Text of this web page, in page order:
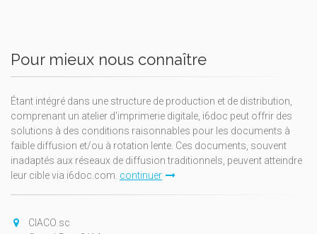
Pour mieux nous connaître
Étant intégré dans une structure de production et de distribution,
comprenant un atelier d'imprimerie digitale, i6doc peut offrir des
solutions à des conditions raisonnables pour les documents à
faible diffusion et/ou à rotation lente. Ces documents, souvent
inadaptés aux réseaux de diffusion traditionnels, peuvent atteindre
leur cible via i6doc.com. continuer
CIACO sc